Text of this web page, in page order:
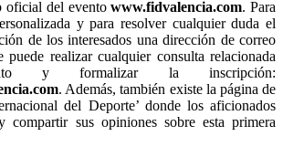
oficial del eventowww.fidvalencia.com. Para
y para resolver cualquier duda el
de los interesados una dirección de correo
puede realizar cualquier consulta relacionada
y formalizar la inscripción:
. Además, también existe la página de
del Deporte’ donde los aficionados
compartir sus opiniones sobre esta primera